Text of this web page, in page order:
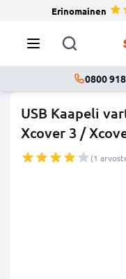
Erinomainen
0800
USB Kaapeli
Xcover 3 /
(1